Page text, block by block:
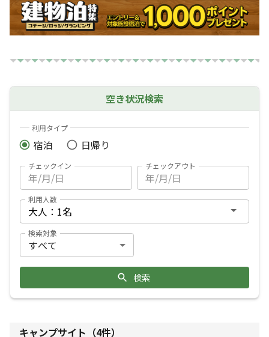
空き状況検索
利用タイプ
宿泊 日帰り
チェックイン チェックアウト
利用人数
検索対象
検索
キャンプサイト（4件）